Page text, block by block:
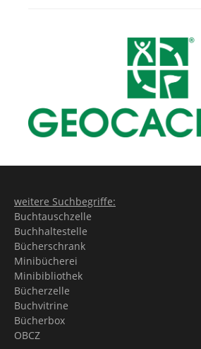
weitere Suchbegriffe:
Buchtauschzelle
Buchhaltestelle
Bücherschrank
Minibücherei
Minibibliothek
Bücherzelle
Buchvitrine
Bücherbox
OBCZ